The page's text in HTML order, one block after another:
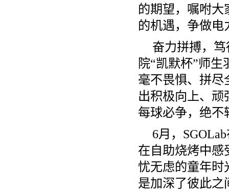
的期望，嘱咐
的机遇，争做电
奋力拼搏，笃
院“凯默杯”师
毫不畏惧、拼尽
出积极向上、
每球必争，绝不
6月，
在自助烧烤中感
忧无虑的童年时
是加深了彼此之